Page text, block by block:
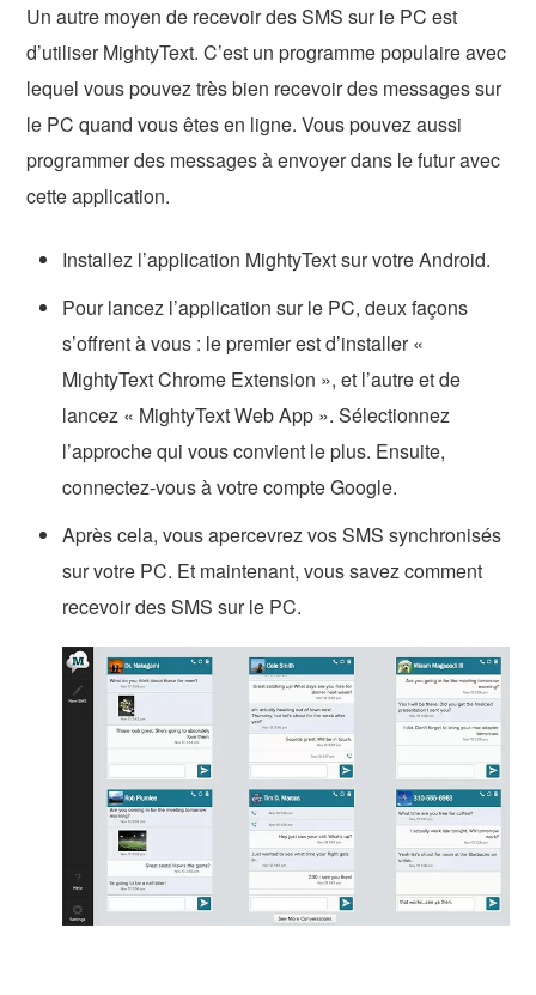
Un autre moyen de recevoir des SMS sur le PC est
d’utiliser MightyText. C’est un programme populaire avec
lequel vous pouvez très bien recevoir des messages sur
le PC quand vous êtes en ligne. Vous pouvez aussi
programmer des messages à envoyer dans le futur avec
cette application.
Installez l’application MightyText sur votre Android.
Pour lancez l’application sur le PC, deux façons
s’offrent à vous : le premier est d’installer «
MightyText Chrome Extension », et l’autre et de
lancez « MightyText Web App ». Sélectionnez
l’approche qui vous convient le plus. Ensuite,
connectez-vous à votre compte Google.
Après cela, vous apercevrez vos SMS synchronisés
sur votre PC. Et maintenant, vous savez comment
recevoir des SMS sur le PC.